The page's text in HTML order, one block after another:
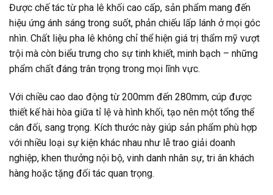
Được chế tác từ pha lê khối cao cấp, sản phẩm mang đến
hiệu ứng ánh sáng trong suốt, phản chiếu lấp lánh ở mọi góc
nhìn. Chất liệu pha lê không chỉ thể hiện giá trị thẩm mỹ vượt
trội mà còn biểu trưng cho sự tinh khiết, minh bạch – những
phẩm chất đáng trân trọng trong mọi lĩnh vực.
Với chiều cao dao động từ 200mm đến 280mm, cúp được
thiết kế hài hòa giữa tỉ lệ và hình khối, tạo nên một tổng thể
cân đối, sang trọng. Kích thước này giúp sản phẩm phù hợp
với nhiều loại sự kiện khác nhau như lễ trao giải doanh
nghiệp, khen thưởng nội bộ, vinh danh nhân sự, tri ân khách
hàng hoặc tặng đối tác quan trọng.